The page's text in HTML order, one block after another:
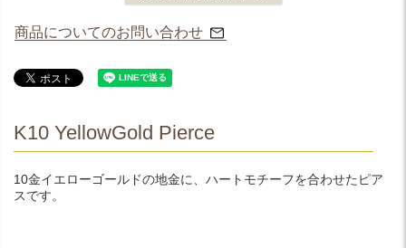
商品についてのお問い合わせ
K10 YellowGold Pierce
10金イエローゴールドの地金に、ハートモチーフを合わせたピア
スです。